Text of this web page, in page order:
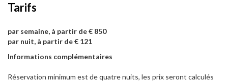
Tarifs
par semaine, à partir de € 850
par nuit, à partir de € 121
Informations complémentaires
Réservation minimum est de quatre nuits, les prix seront calculés